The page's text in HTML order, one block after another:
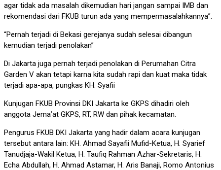
agar tidak ada masalah dikemudian hari jangan sampai IMB dan
rekomendasi dari FKUB turun ada yang mempermasalahkannya”.
“Pernah terjadi di Bekasi gerejanya sudah selesai dibangun
kemudian terjadi penolakan”
Di Jakarta juga pernah terjadi penolakan di Perumahan Citra
Garden V akan tetapi karna kita sudah rapi dan kuat maka tidak
terjadi apa-apa, pungkas KH. Syafii
Kunjugan FKUB Provinsi DKI Jakarta ke GKPS dihadiri oleh
anggota Jema’at GKPS, RT, RW dan pihak kecamatan.
Pengurus FKUB DKI Jakarta yang hadir dalam acara kunjugan
tersebut antara lain: KH. Ahmad Sayafii Mufid-Ketua, H. Syarief
Tanudjaja-Wakil Ketua, H. Taufiq Rahman Azhar-Sekretaris, H.
Echa Abdullah, H. Ahmad Astamar, H. Aris Banaji, Romo Antonius